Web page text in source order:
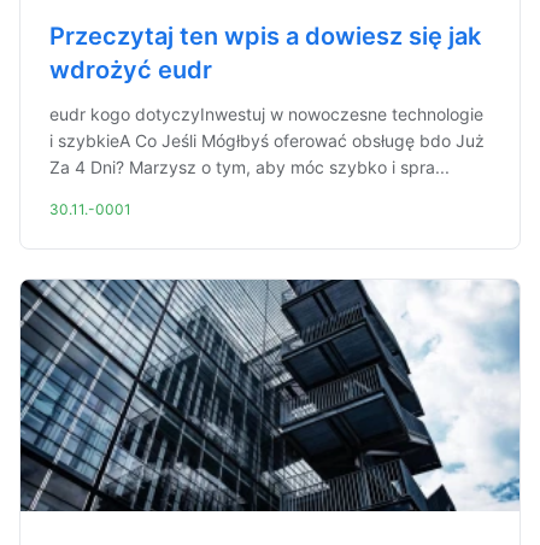
Przeczytaj ten wpis a dowiesz się jak
wdrożyć eudr
eudr kogo dotyczyInwestuj w nowoczesne technologie
i szybkieA Co Jeśli Mógłbyś oferować obsługę bdo Już
Za 4 Dni? Marzysz o tym, aby móc szybko i spra...
30.11.-0001